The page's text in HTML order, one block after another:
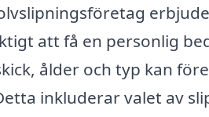
att få en personlig
ålder och typ kan
inkluderar valet av